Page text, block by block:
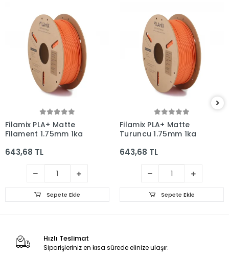
Filamix PLA+ Matte
Filament 1.75mm 1kg
643,68 TL
Sepete Ekle
Filamix PLA+ Matte
Turuncu 1.75mm 1kg
643,68 TL
Sepete Ekle
Hızlı Teslimat
Siparişleriniz en kısa sürede elinize ulaşır.